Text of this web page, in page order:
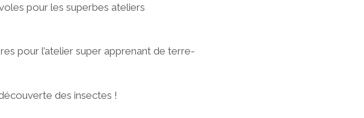
pour les superbes ateliers
pour l’atelier super apprenant de terre-
des insectes !